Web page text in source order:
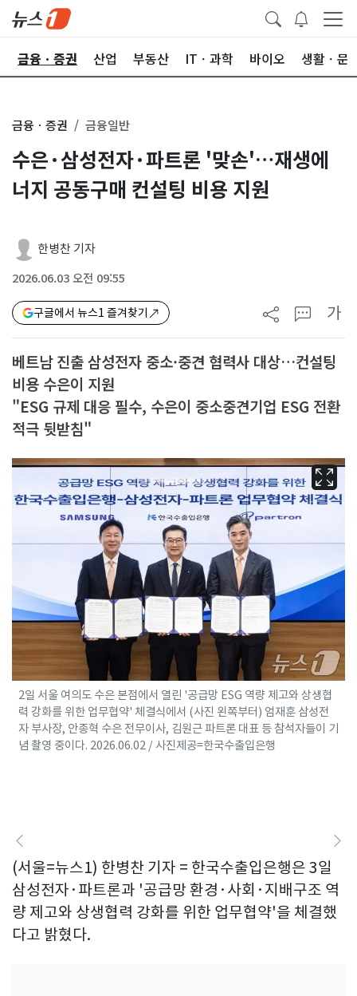
금융ㆍ증권 산업 부동산 ITㆍ과학 바이오 생활ㆍ문
금융ㆍ증권 금융일반
수은·삼성전자·파트론 '맞손'…재생에
너지 공동구매 컨설팅 비용 지원
한병찬 기자
2026.06.03 오전 09:55
구글에서 뉴스1 즐겨찾기 가
베트남 진출 삼성전자 중소·중견 협력사 대상…컨설팅
비용 수은이 지원
"ESG 규제 대응 필수, 수은이 중소중견기업 ESG 전환
적극 뒷받침"
2일 서울 여의도 수은 본점에서 열린 '공급망 ESG 역량 제고와 상생협
력 강화를 위한 업무협약' 체결식에서 (사진 왼쪽부터) 엄재훈 삼성전
자 부사장, 안종혁 수은 전무이사, 김원근 파트론 대표 등 참석자들이 기
념 촬영 중이다. 2026.06.02 / 사진제공=한국수출입은행
(서울=뉴스1) 한병찬 기자 = 한국수출입은행은 3일
삼성전자·파트론과 '공급망 환경·사회·지배구조 역
량 제고와 상생협력 강화를 위한 업무협약'을 체결했
다고 밝혔다.